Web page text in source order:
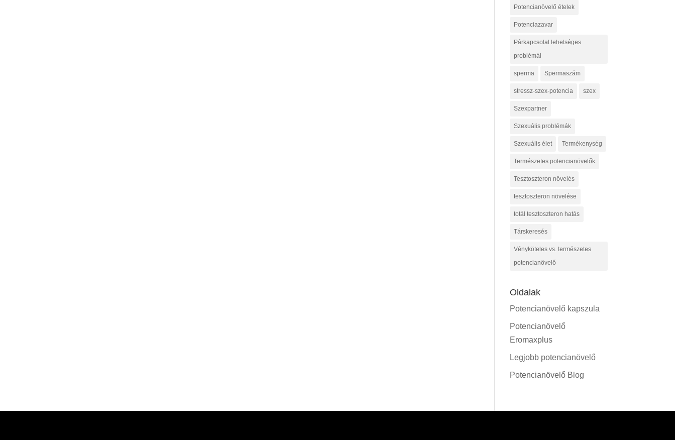
Potencianövelő ételek
Potenciazavar
Párkapcsolat lehetséges
problémái
sperma Spermaszám
stressz-szex-potencia szex
Szexpartner
Szexuális problémák
Szexuális élet Termékenység
Természetes potencianövelők
Tesztoszteron növelés
tesztoszteron növelése
totál tesztoszteron hatás
Társkeresés
Vényköteles vs. természetes
potencianövelő
Oldalak
Potencianövelő kapszula
Potencianövelő
Eromaxplus
Legjobb potencianövelő
Potencianövelő Blog